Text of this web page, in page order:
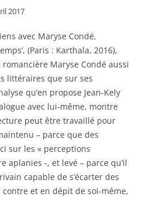
2017
avec Maryse Condé,
(Paris : Karthala, 2016),
Maryse Condé aussi
littéraires que sur ses
qu’en propose Jean-Kely
avec lui-même, montre
peut être travaillé pour
– parce que des
sur les « perceptions
aplanies -, et levé – parce qu’il
capable de s’écarter des
et en dépit de soi-même,